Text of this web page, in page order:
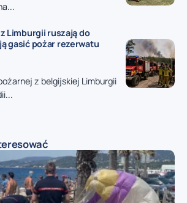
Limburgii ruszają do
gasić pożar rezerwatu
z belgijskiej Limburgii